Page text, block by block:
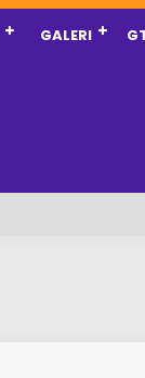
GALERI